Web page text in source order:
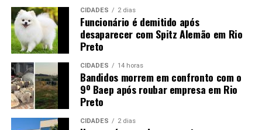
CIDADES 2 dias
Funcionário é demitido após
desaparecer com Spitz Alemão em Rio
Preto
CIDADES 14 horas
Bandidos morrem em confronto com o
9º Baep após roubar empresa em Rio
Preto
CIDADES 2 dias